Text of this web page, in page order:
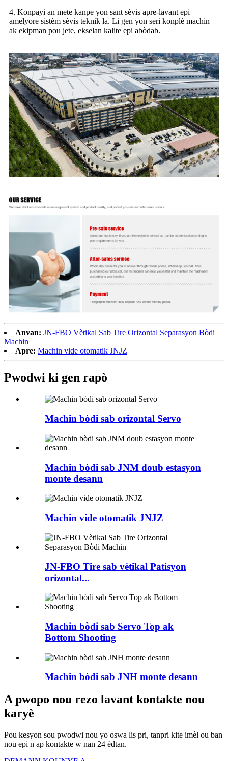
4. Konpayi an mete kanpe yon sant sèvis apre-lavant epi
amelyore sistèm sèvis teknik la. Li gen yon seri konplè machin
ak ekipman pou jete, ekselan kalite epi abòdab.
Anvan: JN-FBO Vètikal Sab Tire Orizontal Separasyon Bòdi
Machin
Apre: Machin vide otomatik JNJZ
Pwodwi ki gen rapò
Machin bòdi sab orizontal Servo
Machin bòdi sab JNM doub estasyon
monte desann
Machin vide otomatik JNJZ
JN-FBO Tire sab vètikal Patisyon
orizontal...
Machin bòdi sab Servo Top ak
Bottom Shooting
Machin bòdi sab JNH monte desann
A pwopo nou rezo lavant kontakte nou
karyè
Pou kesyon sou pwodwi nou yo oswa lis pri, tanpri kite imèl ou ban
nou epi n ap kontakte w nan 24 èdtan.